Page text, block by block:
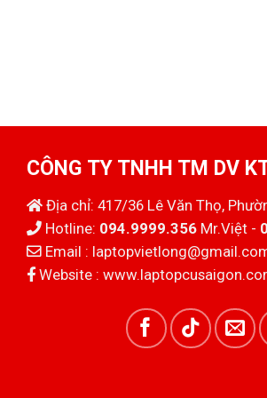
CÔNG TY TNHH TM DV
Địa chỉ: 417/36 Lê Văn Thọ,
Hotline: 094.9999.356 Mr.Việt -
Email :
Website :